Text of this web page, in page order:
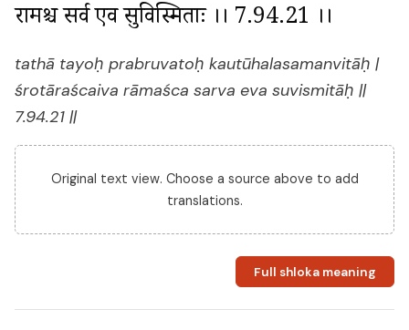
रामश्च सर्व एव सुविस्मिताः ।। 7.94.21 ।।
tathā tayoḥ prabruvatoḥ kautūhalasamanvitāḥ |
śrotāraścaiva rāmaśca sarva eva suvismitāḥ ||
7.94.21 ||
Original text view. Choose a source above to add
translations.
Full shloka meaning